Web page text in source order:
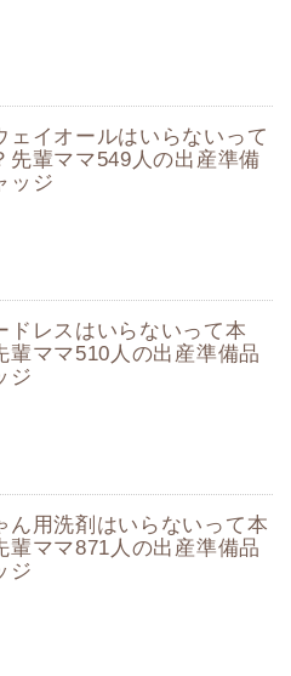
ェイオールはいらないって
先輩ママ549人の出産準備
ッジ
ドレスはいらないって本
輩ママ510人の出産準備品
ジ
ん用洗剤はいらないって本
輩ママ871人の出産準備品
ジ